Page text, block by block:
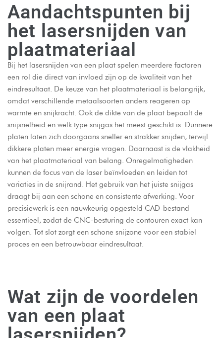
Aandachtspunten bij
het lasersnijden van
plaatmateriaal
Bij het lasersnijden van een plaat spelen meerdere factoren
een rol die direct van invloed zijn op de kwaliteit van het
eindresultaat. De keuze van het plaatmateriaal is belangrijk,
omdat verschillende metaalsoorten anders reageren op
warmte en snijkracht. Ook de dikte van de plaat bepaalt de
snijsnelheid en welk type snijgas het meest geschikt is. Dunnere
platen laten zich doorgaans sneller en strakker snijden, terwijl
dikkere platen meer energie vragen. Daarnaast is de vlakheid
van het plaatmateriaal van belang. Onregelmatigheden
kunnen de focus van de laser beïnvloeden en leiden tot
variaties in de snijrand. Het gebruik van het juiste snijgas
draagt bij aan een schone en consistente afwerking. Voor
precisiewerk is een nauwkeurig opgesteld CAD-bestand
essentieel, zodat de CNC-besturing de contouren exact kan
volgen. Tot slot zorgt een schone snijzone voor een stabiel
proces en een betrouwbaar eindresultaat.
Wat zijn de voordelen
van een plaat